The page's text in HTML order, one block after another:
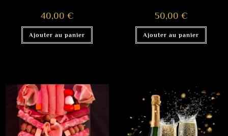
40,00 €
Ajouter au panier
50,00 €
Ajouter au panier